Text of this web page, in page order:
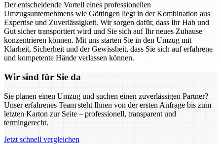
Der entscheidende Vorteil eines professionellen
Umzugsunternehmens wie Göttingen liegt in der Kombination aus
Expertise und Zuverlässigkeit. Wir sorgen dafür, dass Ihr Hab und
Gut sicher transportiert wird und Sie sich auf Ihr neues Zuhause
konzentrieren können. Mit uns starten Sie in den Umzug mit
Klarheit, Sicherheit und der Gewissheit, dass Sie sich auf erfahrene
und kompetente Hände verlassen können.
Wir sind für Sie da
Sie planen einen Umzug und suchen einen zuverlässigen Partner?
Unser erfahrenes Team steht Ihnen von der ersten Anfrage bis zum
letzten Karton zur Seite – professionell, transparent und
termingerecht.
Jetzt schnell vergleichen